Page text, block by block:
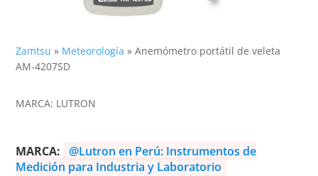
Zamtsu » Meteorología »Anemómetro portátil de veleta
AM-4207SD
MARCA: LUTRON
MARCA:
@Lutron en Perú: Instrumentos de
Medición para Industria y Laboratorio